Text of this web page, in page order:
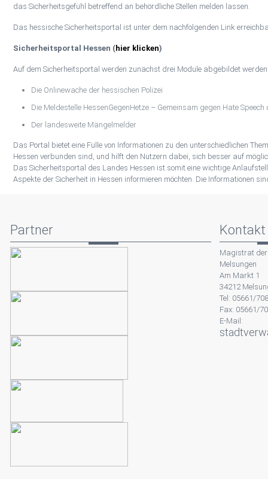
das Sicherheitsgefühl betreffend an behördliche Stellen melden lassen.
Das hessische Sicherheitsportal ist unter dem nachfolgenden Link
Sicherheitsportal Hessen (hier klicken)
Auf dem Sicherheitsportal werden zunächst drei Module abgebildet
Die Onlinewache der hessischen Polizei
Die Meldestelle HessenGegenHetze – Gemeinsam gegen Hate
Der landesweite Mängelmelder
Das Portal bietet eine Fülle von Informationen zu den unterschiedlichen
Hessen verbunden sind, und hilft den Nutzern dabei, sich besser auf
Das Sicherheitsportal des Landes Hessen ist somit eine wichtige
Aspekte der Sicherheit in Hessen informieren möchten. Die Informationen
Partner Kontakt
Magistrat
Melsungen
Am Markt 1
34212
Tel: 05661/
Fax: 05661/
E-Mail: